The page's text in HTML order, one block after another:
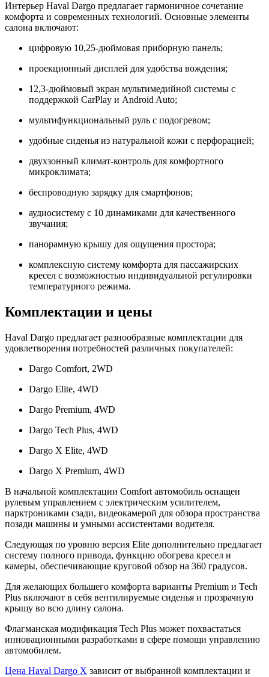
Интерьер Haval Dargo предлагает гармоничное сочетание
комфорта и современных технологий. Основные элементы
салона включают:
цифровую 10,25-дюймовая приборную панель;
проекционный дисплей для удобства вождения;
12,3-дюймовый экран мультимедийной системы с
поддержкой CarPlay и Android Auto;
мультифункциональный руль с подогревом;
удобные сиденья из натуральной кожи с перфорацией;
двухзонный климат-контроль для комфортного
микроклимата;
беспроводную зарядку для смартфонов;
аудиосистему с 10 динамиками для качественного
звучания;
панорамную крышу для ощущения простора;
комплексную систему комфорта для пассажирских
кресел с возможностью индивидуальной регулировки
температурного режима.
Комплектации и цены
Haval Dargo предлагает разнообразные комплектации для
удовлетворения потребностей различных покупателей:
Dargo Comfort, 2WD
Dargo Elite, 4WD
Dargo Premium, 4WD
Dargo Tech Plus, 4WD
Dargo X Elite, 4WD
Dargo X Premium, 4WD
В начальной комплектации Comfort автомобиль оснащен
рулевым управлением с электрическим усилителем,
парктрониками сзади, видеокамерой для обзора пространства
позади машины и умными ассистентами водителя.
Следующая по уровню версия Elite дополнительно предлагает
систему полного привода, функцию обогрева кресел и
камеры, обеспечивающие круговой обзор на 360 градусов.
Для желающих большего комфорта варианты Premium и Tech
Plus включают в себя вентилируемые сиденья и прозрачную
крышу во всю длину салона.
Флагманская модификация Tech Plus может похвастаться
инновационными разработками в сфере помощи управлению
автомобилем.
Цена Haval Dargo X зависит от выбранной комплектации и